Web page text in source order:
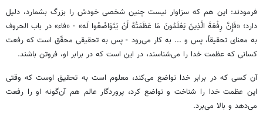
فرمودند: این هم که سزاوار نیست چنین شخصی خودش را بزرگ بشمارد، دلیل
دارد؛ «فَإِنَّ رِفْعَةَ الَّذِينَ يَعْلَمُونَ مَا عَظَمَتُهُ أَنْ يَتَوَاضَعُوا لَه» - «فاء» در باب الحروف
به معنای تحقیقاً، پس و ... به کار می‌رود - پس به تحقیقی محقّق است که رفعت
کسانی که عظمت خدا را می‌شناسند، در این است که در برابر او، فروتن باشند.
آن کسی که در برابر خدا تواضع می‌کند، معلوم است به تحقیق اوست که وقتی
این عظمت خدا را شناخت و تواضع کرد، پروردگار عالم هم آن‌گونه او را رفعت
می‌دهد و بالا می‌برد.